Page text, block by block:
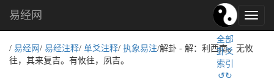
易
经
化,
易经网
全部
卦爻
索引
↺↻
/ 易经网 / 易经注释/ 单爻注释/ 执象易注/解卦 - 解：利西南。无攸
往，其来复吉。有攸往，夙吉。